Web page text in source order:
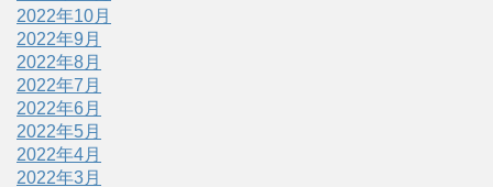
2022年10月
2022年9月
2022年8月
2022年7月
2022年6月
2022年5月
2022年4月
2022年3月